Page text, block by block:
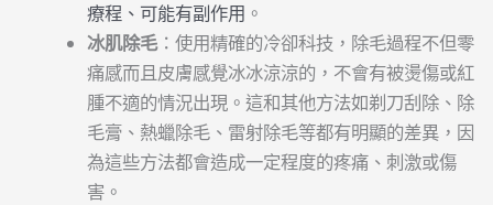
療程、可能有副作用 。
冰肌除毛：使用精確的冷卻科技，除毛過程不但零
痛感而且皮膚感覺冰冰涼涼的，不會有被燙傷或紅
腫不適的情況出現。這和其他方法如剃刀刮除、除
毛膏、熱蠟除毛、雷射除毛等都有明顯的差異，因
為這些方法都會造成一定程度的疼痛、刺激或傷
害。